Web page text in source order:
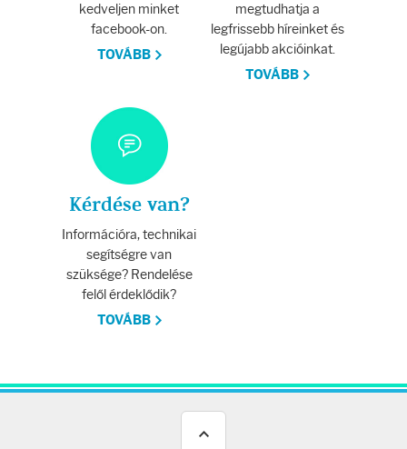
kedveljen minket
facebook-on.
TOVÁBB
megtudhatja a
legfrissebb híreinket és
legújabb akcióinkat.
TOVÁBB
Kérdése van?
Információra, technikai
segítségre van
szüksége? Rendelése
felől érdeklődik?
TOVÁBB